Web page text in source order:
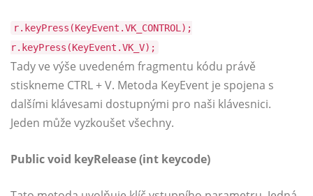
r.keyPress(KeyEvent.VK_CONTROL);
r.keyPress(KeyEvent.VK_V);
Tady ve výše uvedeném fragmentu kódu právě
stiskneme CTRL + V. Metoda KeyEvent je spojena s
dalšími klávesami dostupnými pro naši klávesnici.
Jeden může vyzkoušet všechny.
Public void keyRelease (int keycode)